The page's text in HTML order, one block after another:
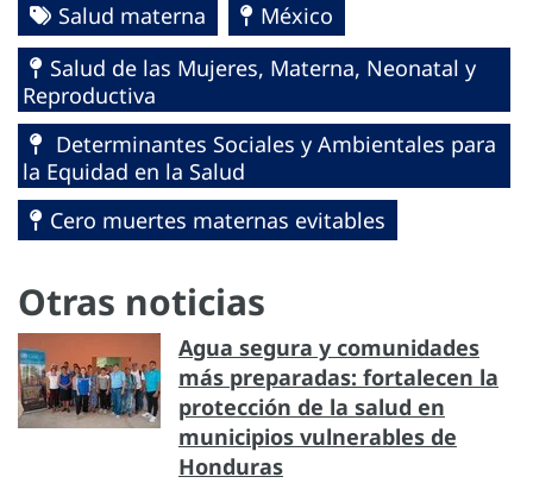
Salud materna
México
Salud de las Mujeres, Materna, Neonatal y
Reproductiva
Determinantes Sociales y Ambientales para
la Equidad en la Salud
Cero muertes maternas evitables
Otras noticias
Agua segura y comunidades
más preparadas: fortalecen la
protección de la salud en
municipios vulnerables de
Honduras